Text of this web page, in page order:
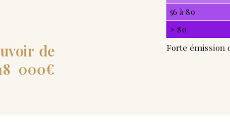
de
000€
56 à 80
> 80
Forte émission